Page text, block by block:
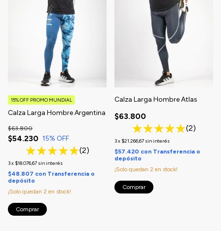
Calza Larga Hombre Argentina
$54.230
$63.800
15% OFF
(2)
3x $18.076,67 sin interés
15% OFF PROMO MUNDIAL
$48.807 con Transferencia o
depósito
¡Solo quedan 2 en stock!
Comprar
Calza Larga Hombre Atlas
$63.800
(2)
3x $21.266,67 sin interés
$57.420 con Transferencia o
depósito
¡Solo quedan 2 en stock!
Comprar